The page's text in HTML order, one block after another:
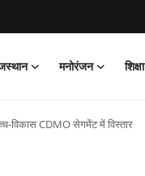
मनोरंजन शिक्षा
विकास CDMO सेगमेंट में विस्तार